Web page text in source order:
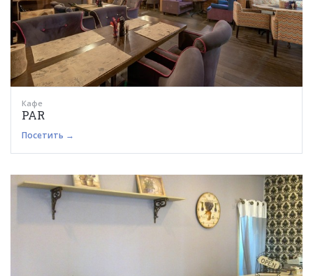
Кафе
PAR
Посетить →